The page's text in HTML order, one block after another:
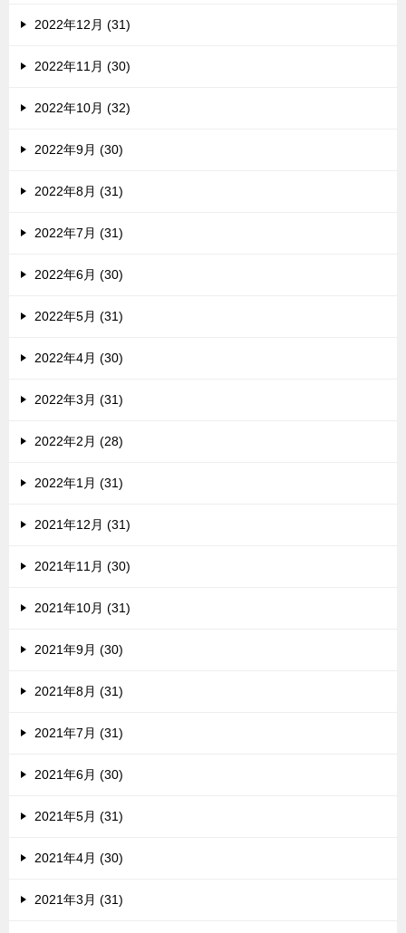
2022年12月 (31)
2022年11月 (30)
2022年10月 (32)
2022年9月 (30)
2022年8月 (31)
2022年7月 (31)
2022年6月 (30)
2022年5月 (31)
2022年4月 (30)
2022年3月 (31)
2022年2月 (28)
2022年1月 (31)
2021年12月 (31)
2021年11月 (30)
2021年10月 (31)
2021年9月 (30)
2021年8月 (31)
2021年7月 (31)
2021年6月 (30)
2021年5月 (31)
2021年4月 (30)
2021年3月 (31)